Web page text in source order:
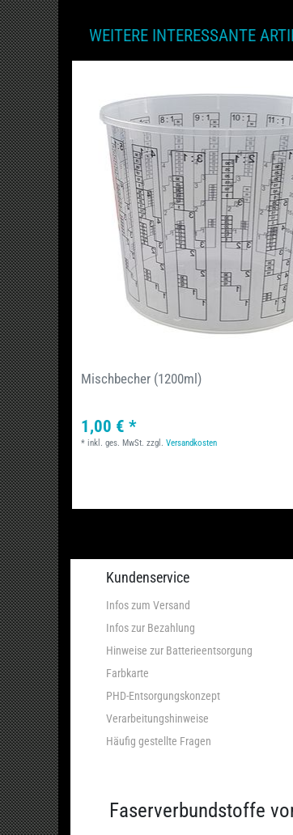
WEITERE INTERESSANTE
Mischbecher (1200ml)
1,00 € *
*inkl. ges. MwSt. zzgl.Versandkosten
Kundenservice
Infos zum Versand
Infos zur Bezahlung
Hinweise zur Batterieentsorgung
Farbkarte
PHD-Entsorgungskonzept
Verarbeitungshinweise
Häufig gestellte Fragen
Faserverbundstoffe